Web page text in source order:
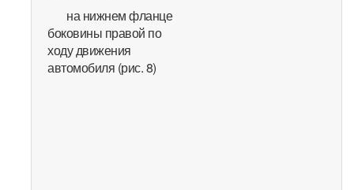
на нижнем фланце
боковины правой по
ходу движения
автомобиля (рис. 8)